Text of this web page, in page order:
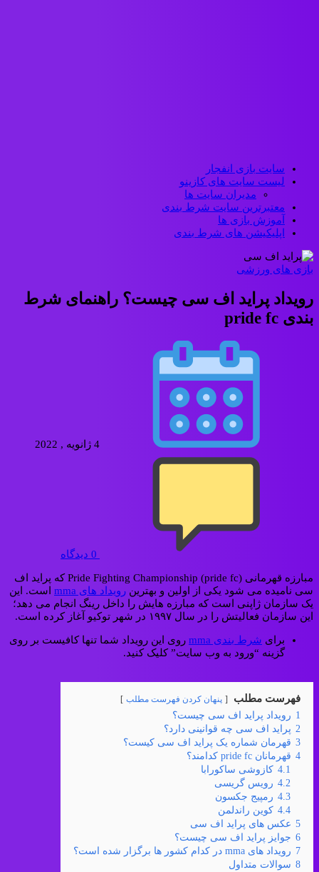
سایت بازی انفجار
لیست سایت های کازینو
مدیران سایت ها
معتبرترین سایت شرط بندی
آموزش بازی ها
اپلیکیشن های شرط بندی
بازی های ورزشی
رویداد پراید اف سی چیست؟ راهنمای شرط
بندی pride fc
4 ژانویه , 2022
0 دیدگاه
مبارزه قهرمانی Pride Fighting Championship (pride fc) که پراید اف
سی نامیده می شود یکی از اولین و بهترین رویداد های mma
است. این
یک سازمان ژاپنی است که مبارزه هایش را داخل رینگ انجام می دهد؛
این سازمان فعالیتش را در سال ۱۹۹۷ در شهر توکیو آغاز کرده است.
برای شرط بندی mma
روی این رویداد شما تنها کافیست بر روی
گزینه “ورود به وب سایت” کلیک کنید.
فهرست مطلب پنهان کردن فهرست مطلب
1 رویداد پراید اف سی چیست؟
2 پراید اف سی چه قوانینی دارد؟
3 قهرمان شماره یک پراید اف سی کیست؟
4 قهرمانان pride fc کدامند؟
4.1 کازوشی ساکورابا
4.2 رویس گریسی
4.3 رمپیج جکسون
4.4 کوین راندلمن
5 عکس های پراید اف سی
6 جوایز پراید اف سی چیست؟
7 رویداد های mma در کدام کشور ها برگزار شده است؟
8 سوالات متداول